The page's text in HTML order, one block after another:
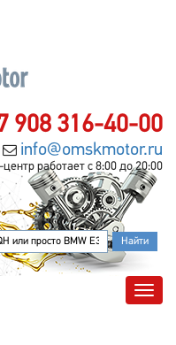
908 316-40-00
info@omskmotor.ru
центр работает с 8:00 до 20:00